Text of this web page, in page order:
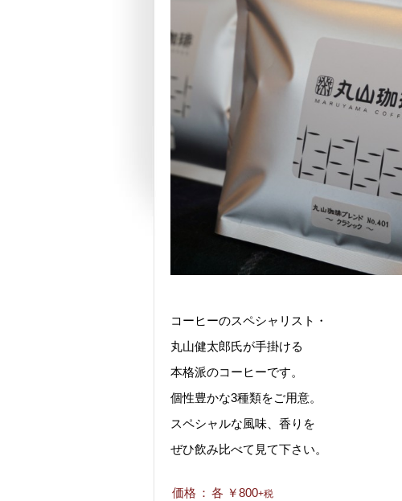
コーヒーのスペシャリスト・
丸山健太郎氏が手掛ける
本格派のコーヒーです。
個性豊かな3種類をご用意。
スペシャルな風味、香りを
ぜひ飲み比べて見て下さい。
価格 ： 各 ￥800+税